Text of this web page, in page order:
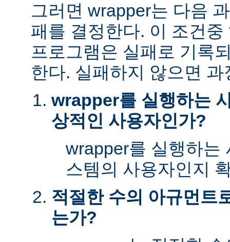
그러면 wrapper는 다음
패를 결정한다. 이 조건
프로그램은 실패로 기록
한다. 실패하지 않으면
wrapper를 실행하는
상적인 사용자인가?
wrapper를 실행하는
스템의 사용자인지
적절한 수의 아규먼트
는가?